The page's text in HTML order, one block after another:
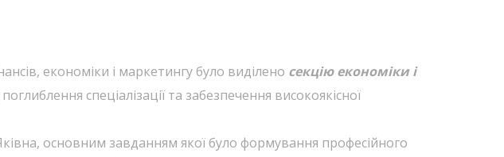
економіки і маркетингу було виділено секцію економіки і
спеціалізації та забезпечення високоякісної
основним завданням якої було формування професійного